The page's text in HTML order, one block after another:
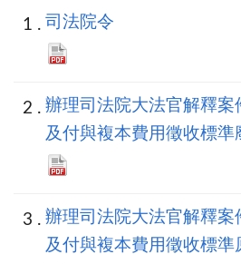
司法院令
辦理司法院大法官解釋案
及付與複本費用徵收標準
辦理司法院大法官解釋案
及付與複本費用徵收標準